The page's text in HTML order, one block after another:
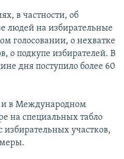
в частности, об
людей на избирательные
голосовании, о нехватке
о подкупе избирателей. В
дня поступило более 60
в Международном
на специальных табло
избирательных участков,